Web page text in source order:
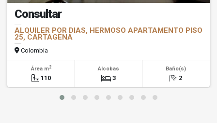
Consultar
ALQUILER POR DIAS, HERMOSO APARTAMENTO PISO
25, CARTAGENA
Colombia
Área m2
110
Alcobas
3
Baño(s)
2